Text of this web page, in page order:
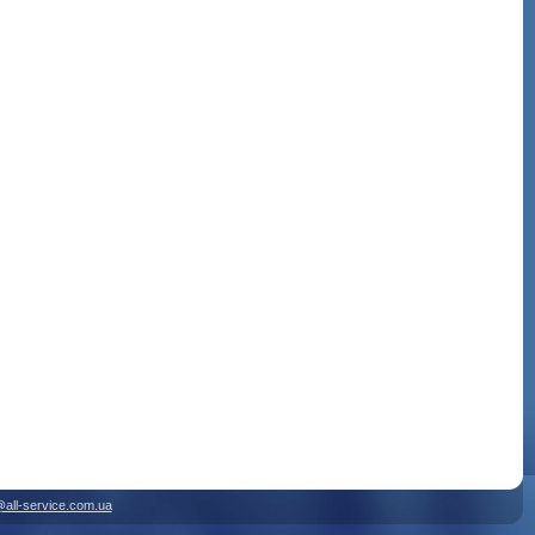
service.com.ua